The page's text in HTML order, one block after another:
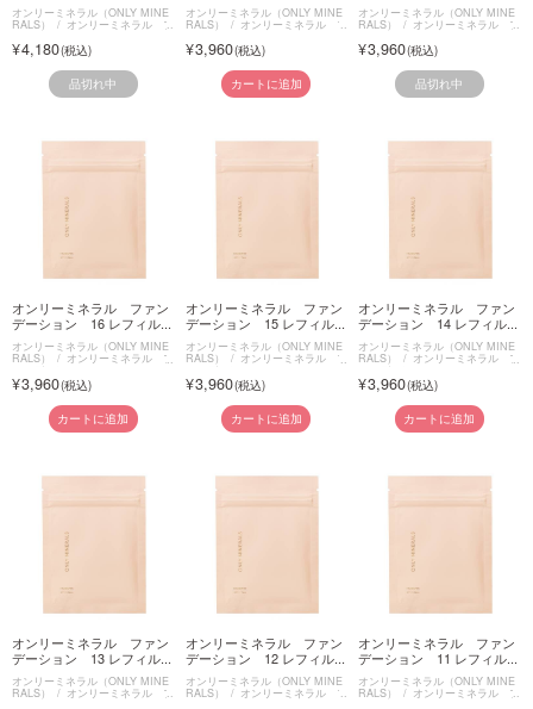
オンリーミネラル（ONLY MINE
RALS） オンリーミネラル フ
4,180
品切れ中
オンリーミネラル（ONLY MINE
RALS） オンリーミネラル フ
3,960
カートに追加
オンリーミネラル（ONLY MINE
RALS） オンリーミネラル フ
3,960
品切れ中
オンリーミネラル ファン
デーション 16 レフィル...
オンリーミネラル（ONLY MINE
RALS） オンリーミネラル フ
ァンデーション
3,960
カートに追加
オンリーミネラル ファン
デーション 15 レフィル...
オンリーミネラル（ONLY MINE
RALS） オンリーミネラル フ
ァンデーション
3,960
カートに追加
オンリーミネラル ファン
デーション 14 レフィル...
オンリーミネラル（ONLY MINE
RALS） オンリーミネラル フ
ァンデーション
3,960
カートに追加
オンリーミネラル ファン
デーション 13 レフィル...
オンリーミネラル（ONLY MINE
RALS） オンリーミネラル フ
オンリーミネラル ファン
デーション 12 レフィル...
オンリーミネラル（ONLY MINE
RALS） オンリーミネラル フ
オンリーミネラル ファン
デーション 11 レフィル...
オンリーミネラル（ONLY MINE
RALS） オンリーミネラル フ